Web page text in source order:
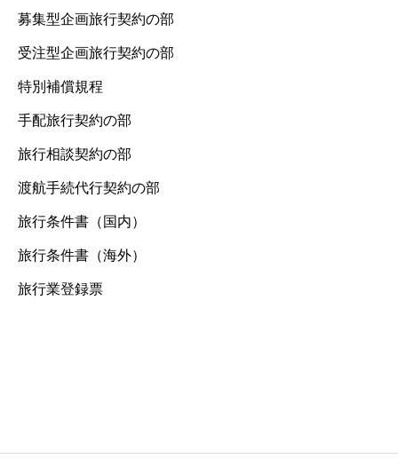
募集型企画旅行契約の部
受注型企画旅行契約の部
特別補償規程
手配旅行契約の部
旅行相談契約の部
渡航手続代行契約の部
旅行条件書（国内）
旅行条件書（海外）
旅行業登録票